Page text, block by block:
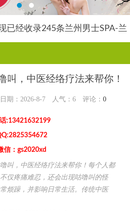
已经收录245条兰州男士SPA-兰
叫，中医经络疗法来帮你！
：2026-8-7 人气： 6评论： 0
:13421632199
信：gs2020xd
叫，中医经络疗法来帮你！每个人都
仅疼痛难忍，还会出现咕噜叫的怪
烦躁，并影响日常生活。传统中医